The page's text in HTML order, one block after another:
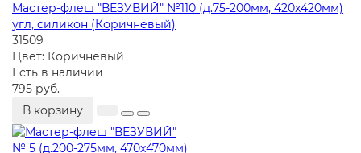
Мастер-флеш "ВЕЗУВИЙ" №110 (д.75-200мм, 420х420мм)
угл, силикон (Коричневый)
31509
Цвет: Коричневый
Есть в наличии
795 руб.
В корзину